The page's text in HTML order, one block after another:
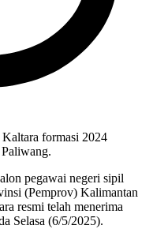
formasi 2024
pegawai negeri sipil
(Pemprov) Kalimantan
resmi telah menerima
Selasa (6/5/2025).